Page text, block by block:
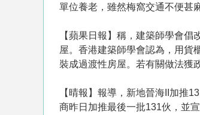
單位養老，雖然梅窩交通不便甚
【蘋果日報】稱，建築師學會
屋。香港建築師學會認為，用貨
裝成過渡性房屋。若有關做法獲
【晴報】報導，新地晉海II加推
商昨日加推最後一批131伙，並